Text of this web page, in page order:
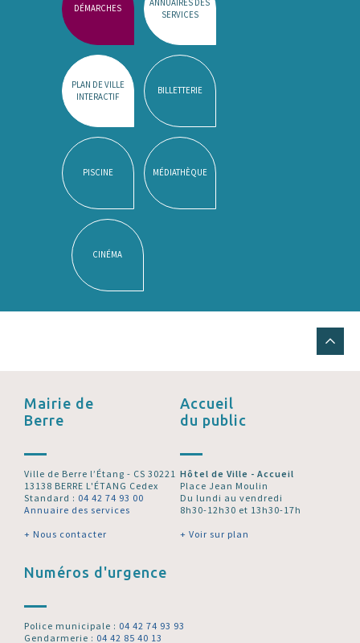
DÉMARCHES
SERVICES
PLAN DE VILLE
INTERACTIF
BILLETTERIE
PISCINE MÉDIATHÈQUE
CINÉMA
Mairie de
Berre
Ville de Berre l’Étang - CS 30221
13138 BERRE L'ÉTANG Cedex
Standard : 04 42 74 93 00
Annuaire des services
+ Nous contacter
Accueil
du public
Hôtel de Ville - Accueil
Place Jean Moulin
Du lundi au vendredi
8h30-12h30 et 13h30-17h
+ Voir sur plan
Numéros d'urgence
Police municipale : 04 42 74 93 93
Gendarmerie : 04 42 85 40 13